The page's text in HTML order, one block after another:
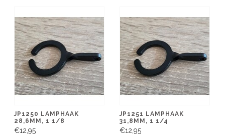
JP1250 LAMPHAAK
28,6MM, 1 1/8
€12,95
JP1251 LAMPHAAK
31,8MM, 1 1/4
€12,95